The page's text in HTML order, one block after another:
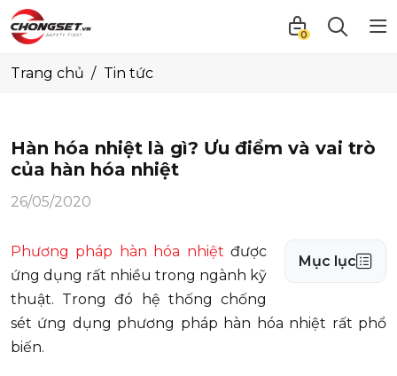
0
Trang chủ Tin tức
Hàn hóa nhiệt là gì? Ưu điểm và vai trò
của hàn hóa nhiệt
26/05/2020
Mục lục
Phương pháp hàn hóa nhiệt được
ứng dụng rất nhiều trong ngành kỹ
thuật. Trong đó hệ thống chống
sét ứng dụng phương pháp hàn hóa nhiệt rất phổ
biến.